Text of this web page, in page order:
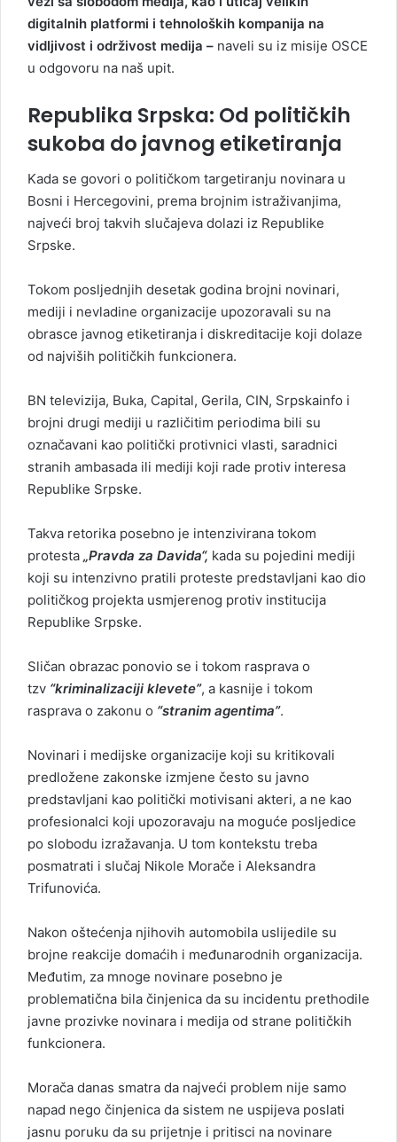
digitalnih platformi i tehnoloških kompanija na
vidljivost i održivost medija – naveli su iz misije OSCE
u odgovoru na naš upit.
Republika Srpska: Od političkih
sukoba do javnog etiketiranja
Kada se govori o političkom targetiranju novinara u
Bosni i Hercegovini, prema brojnim istraživanjima,
najveći broj takvih slučajeva dolazi iz Republike
Srpske.
Tokom posljednjih desetak godina brojni novinari,
mediji i nevladine organizacije upozoravali su na
obrasce javnog etiketiranja i diskreditacije koji dolaze
od najviših političkih funkcionera.
BN televizija, Buka, Capital, Gerila, CIN, Srpskainfo i
brojni drugi mediji u različitim periodima bili su
označavani kao politički protivnici vlasti, saradnici
stranih ambasada ili mediji koji rade protiv interesa
Republike Srpske.
Takva retorika posebno je intenzivirana tokom
protesta „Pravda za Davida“, kada su pojedini mediji
koji su intenzivno pratili proteste predstavljani kao dio
političkog projekta usmjerenog protiv institucija
Republike Srpske.
Sličan obrazac ponovio se i tokom rasprava o
tzv “kriminalizaciji klevete”, a kasnije i tokom
rasprava o zakonu o “stranim agentima”.
Novinari i medijske organizacije koji su kritikovali
predložene zakonske izmjene često su javno
predstavljani kao politički motivisani akteri, a ne kao
profesionalci koji upozoravaju na moguće posljedice
po slobodu izražavanja. U tom kontekstu treba
posmatrati i slučaj Nikole Morače i Aleksandra
Trifunovića.
Nakon oštećenja njihovih automobila uslijedile su
brojne reakcije domaćih i međunarodnih organizacija.
Međutim, za mnoge novinare posebno je
problematična bila činjenica da su incidentu prethodile
javne prozivke novinara i medija od strane političkih
funkcionera.
Morača danas smatra da najveći problem nije samo
napad nego činjenica da sistem ne uspijeva poslati
jasnu poruku da su prijetnje i pritisci na novinare